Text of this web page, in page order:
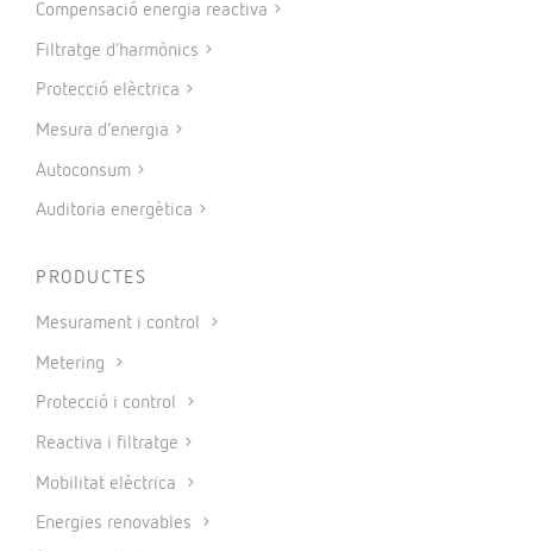
Compensació energia reactiva
Filtratge d’harmònics
Protecció elèctrica
Mesura d’energia
Autoconsum
Auditoria energètica
PRODUCTES
Mesurament i control
Metering
Protecció i control
Reactiva i filtratge
Mobilitat elèctrica
Energies renovables